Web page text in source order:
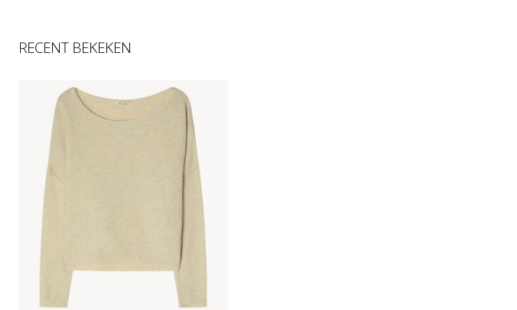
RECENT BEKEKEN